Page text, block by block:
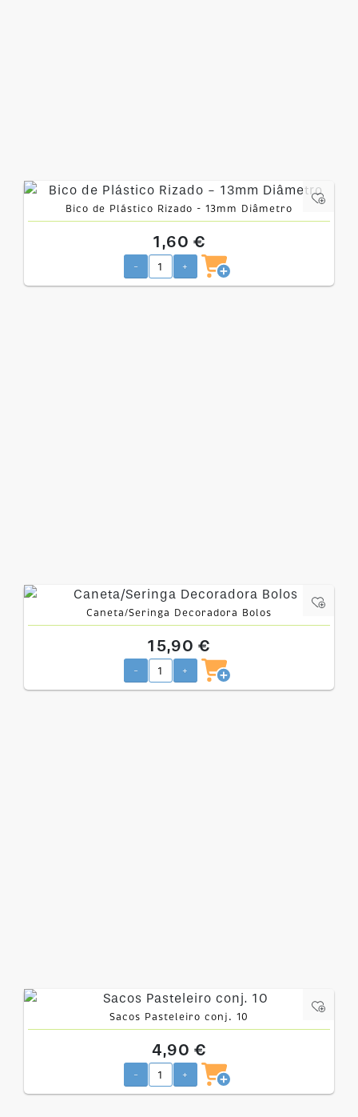
Bico de Plástico Rizado - 13mm Diâmetro
1,60 €
- +
Caneta/Seringa Decoradora Bolos
15,90 €
- +
Sacos Pasteleiro conj. 10
4,90 €
- +